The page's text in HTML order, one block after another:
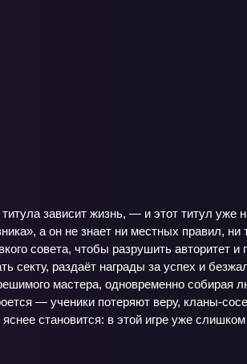
зависит жизнь, — и этот титул уже
а он не знает ни местных правил, ни
совета, чтобы разрушить авторитет
секту, раздаёт награды за успех и
мастера, одновременно
— ученики потеряют веру,
становится: в этой игре уже